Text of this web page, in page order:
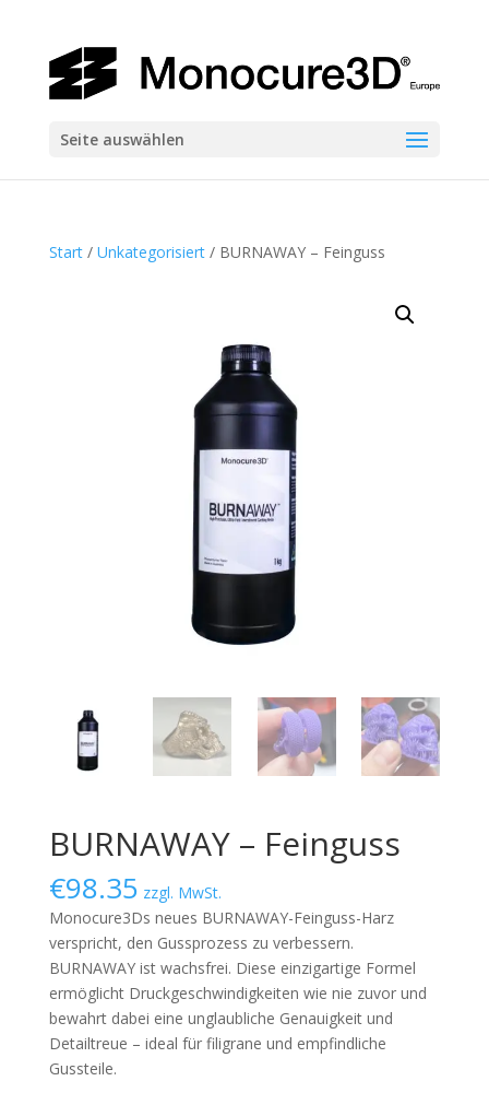
Seite auswählen
Start/ Unkategorisiert/ BURNAWAY – Feinguss
BURNAWAY – Feinguss
€98.35 zzgl. MwSt.
Monocure3Ds neues BURNAWAY-Feinguss-Harz
verspricht, den Gussprozess zu verbessern.
BURNAWAY ist wachs­frei. Diese einzigartige Formel
ermöglicht Druckgeschwindigkeiten wie nie zuvor und
bewahrt dabei eine unglaubliche Genauigkeit und
Detailtreue – ideal für filigrane und empfindliche
Gussteile.